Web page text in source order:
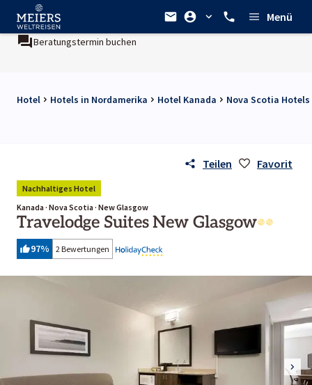
Menü
Beratungstermin buchen
Hotel Hotels in Nordamerika Hotel Kanada Nova Scotia Hotels
Teilen Favorit
Nachhaltiges Hotel
Kanada · Nova Scotia · New Glasgow
Travelodge Suites New Glasgow
97% 2 Bewertungen